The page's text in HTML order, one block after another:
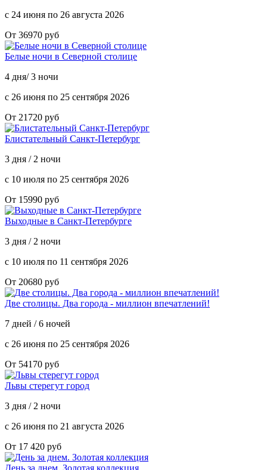
с 24 июня по 26 августа 2026
От 36970 руб
Белые ночи в Северной столице
4 дня/ 3 ночи
с 26 июня по 25 сентября 2026
От 21720 руб
Блистательный Санкт-Петербург
3 дня / 2 ночи
с 10 июля по 25 сентября 2026
От 15990 руб
Выходные в Санкт-Петербурге
3 дня / 2 ночи
с 10 июля по 11 сентября 2026
От 20680 руб
Две столицы. Два города - миллион впечатлений!
7 дней / 6 ночей
с 26 июня по 25 сентября 2026
От 54170 руб
Львы стерегут город
3 дня / 2 ночи
с 26 июня по 21 августа 2026
От 17 420 руб
День за днем. Золотая коллекция